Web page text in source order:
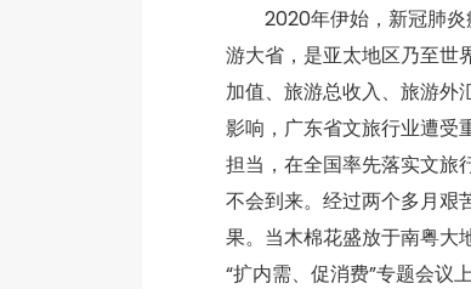
2020年伊始，新冠肺炎
游大省，是亚太地区乃至世
加值、旅游总收入、旅游外
影响，广东省文旅行业遭受
担当，在全国率先落实文
不会到来。经过两个多月艰
果。当木棉花盛放于南粤大
“扩内需、促消费”专题会议